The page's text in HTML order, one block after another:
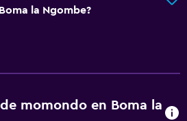
la Ngombe?
momondo en Boma la